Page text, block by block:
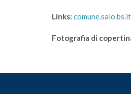
Links: comune.salo.bs.it
Fotografia di